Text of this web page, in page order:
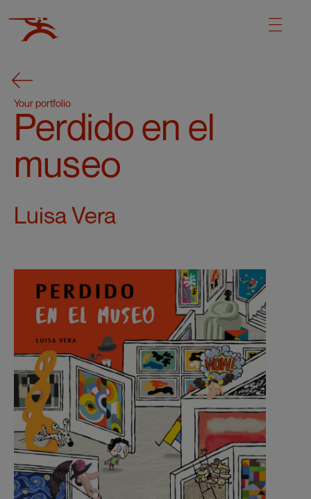
Your portfolio
Perdido en el
museo
Luisa Vera